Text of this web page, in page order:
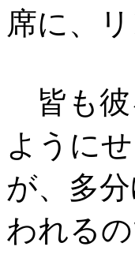
席に、
皆も彼
ように
が、多
われる